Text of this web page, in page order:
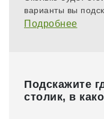
варианты вы
Подробнее
Подскажите
столик, в